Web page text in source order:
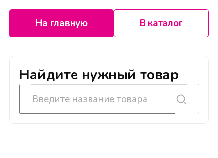
На главную В каталог
Найдите нужный товар